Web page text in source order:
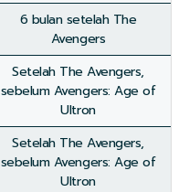
6 bulan setelah The
Avengers
Setelah The Avengers,
sebelum Avengers: Age of
Ultron
Setelah The Avengers,
sebelum Avengers: Age of
Ultron